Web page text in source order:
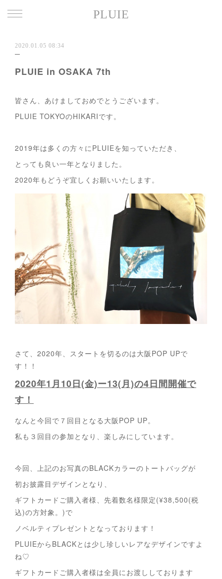
PLUIE
2020.01.05 08:34
PLUIE in OSAKA 7th
皆さん、あけましておめでとうございます。
PLUIE TOKYOのHIKARIです。
2019年は多くの方々にPLUIEを知っていただき、
とっても良い一年となりました。
2020年もどうぞ宜しくお願いいたします。
さて、2020年、スタートを切るのは大阪POP UPで
す！！
2020年1月10日(金)ー13(月)の4日間開催で
す！
なんと今回で７回目となる大阪POP UP。
私も３回目の参加となり、楽しみにしています。
今回、上記のお写真のBLACKカラーのトートバッグが
初お披露目デザインとなり、
ギフトカードご購入者様、先着数名様限定(¥38,500(税
込)の方対象。)で
ノベルティプレゼントとなっております！
PLUIEからBLACKとは少し珍しいレアなデザインですよ
ね♡
ギフトカードご購入者様は全員にお渡ししております